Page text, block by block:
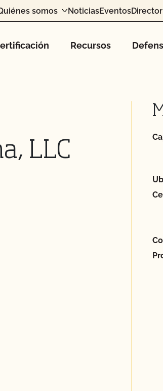
somos NoticiasEventos
Recursos
LLC